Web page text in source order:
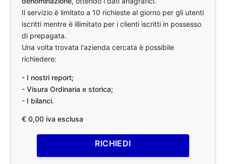
Il servizio è limitato a 10 richieste al giorno per gli utenti
iscritti mentre è illimitato per i clienti iscritti in possesso
di prepagata.
Una volta trovata l'azienda cercata è possibile
richiedere:
- I nostri report;
- Visura Ordinaria e storica;
- I bilanci.
€ 0,00 iva esclusa
RICHIEDI